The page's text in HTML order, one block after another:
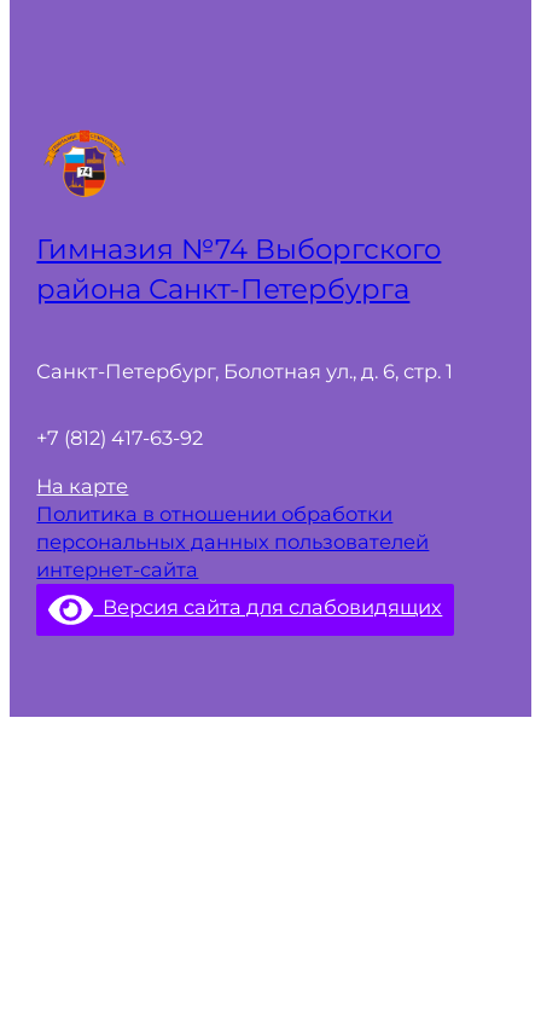
Гимназия №74 Выборгского
района Санкт‑Петербурга
Санкт-Петербург, Болотная ул., д. 6, стр. 1
+7 (812) 417-63-92
На карте
Политика в отношении обработки
персональных данных пользователей
интернет-сайта
Версия сайта для слабовидящих